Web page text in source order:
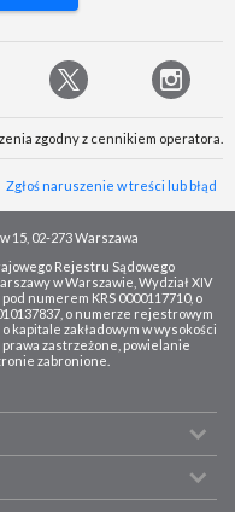
zgodny z cennikiem operatora.
Zgłoś naruszenie w treści lub błąd
15, 02-273 Warszawa
Rejestru Sądowego
w Warszawie, Wydział XIV
numerem KRS 0000117710, o
o numerze rejestrowym
o kapitale zakładowym w wysokości
prawa zastrzeżone, powielanie
zabronione.